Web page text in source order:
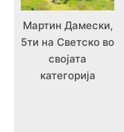
Мартин Дамески,
5ти на Светско во
својата
категорија